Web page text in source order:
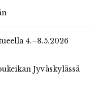
4.–8.5.2026
Jyväskylässä